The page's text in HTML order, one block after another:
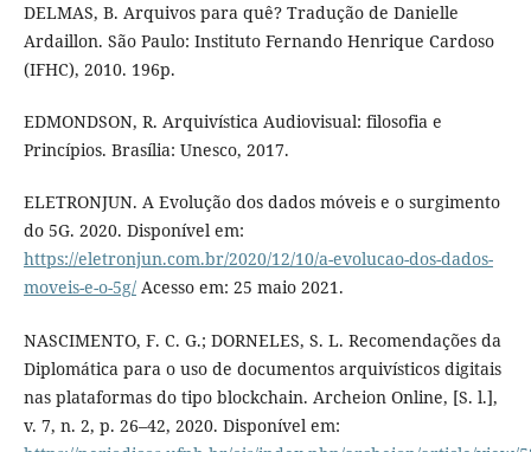
DELMAS, B. Arquivos para quê? Tradução de Danielle
Ardaillon. São Paulo: Instituto Fernando Henrique Cardoso
(IFHC), 2010. 196p.
EDMONDSON, R. Arquivística Audiovisual: filosofia e
Princípios. Brasília: Unesco, 2017.
ELETRONJUN. A Evolução dos dados móveis e o surgimento
do 5G. 2020. Disponível em:
https://eletronjun.com.br/2020/12/10/a-evolucao-dos-dados-
moveis-e-o-5g/Acesso em: 25 maio 2021.
NASCIMENTO, F. C. G.; DORNELES, S. L. Recomendações da
Diplomática para o uso de documentos arquivísticos digitais
nas plataformas do tipo blockchain. Archeion Online, [S. l.],
v. 7, n. 2, p. 26–42, 2020. Disponível em: